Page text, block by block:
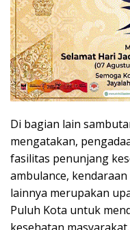
Di bagian lain
mengatakan,
fasilitas penunjang
ambulance,
lainnya merupakan
Puluh Kota untuk
kesehatan